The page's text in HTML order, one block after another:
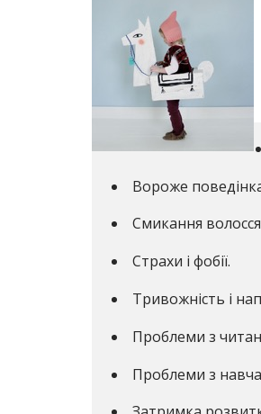
Вороже
Смикання
Страхи і фобії.
Тривожність і
Проблеми з
Проблеми з